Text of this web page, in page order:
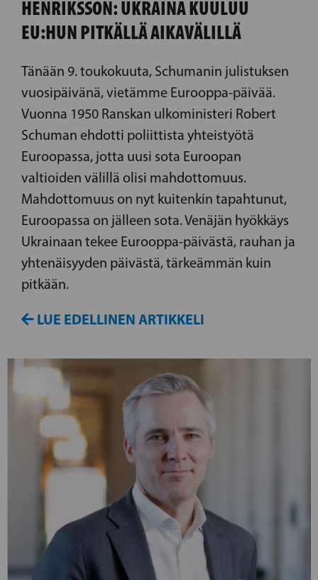
HENRIKSSON: UKRAINA KUULUU
EU:HUN PITKÄLLÄ AIKAVÄLILLÄ
Tänään 9. toukokuuta, Schumanin julistuksen
vuosipäivänä, vietämme Eurooppa-päivää.
Vuonna 1950 Ranskan ulkoministeri Robert
Schuman ehdotti poliittista yhteistyötä
Euroopassa, jotta uusi sota Euroopan
valtioiden välillä olisi mahdottomuus.
Mahdottomuus on nyt kuitenkin tapahtunut,
Euroopassa on jälleen sota. Venäjän hyökkäys
Ukrainaan tekee Eurooppa-päivästä, rauhan ja
yhtenäisyyden päivästä, tärkeämmän kuin
pitkään.
LUE EDELLINEN ARTIKKELI